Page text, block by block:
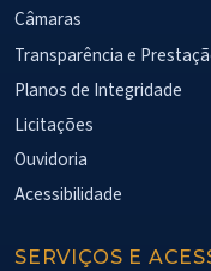
Câmaras
Transparência e
Planos de Integridade
Licitações
Ouvidoria
Acessibilidade
SERVIÇOS E